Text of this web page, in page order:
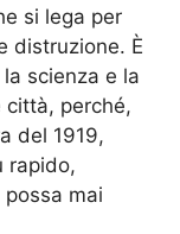
si lega per
distruzione. È
scienza e la
città, perché,
del 1919,
rapido,
mai